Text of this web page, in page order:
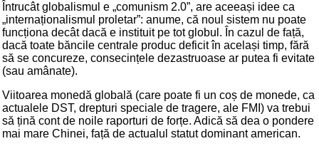
Întrucât globalismul e „comunism 2.0”, are aceeași idee ca
„internaționalismul proletar”: anume, că noul sistem nu poate
funcționa decât dacă e instituit pe tot globul. În cazul de față,
dacă toate băncile centrale produc deficit în același timp, fără
să se concureze, consecințele dezastruoase ar putea fi evitate
(sau amânate).
Viitoarea monedă globală (care poate fi un coș de monede, ca
actualele DST, drepturi speciale de tragere, ale FMI) va trebui
să țină cont de noile raporturi de forțe. Adică să dea o pondere
mai mare Chinei, față de actualul statut dominant american.